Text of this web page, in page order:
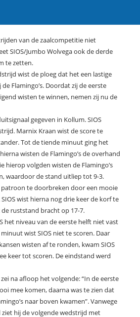
van de zaalcompetitie niet
SIOS/Jumbo Wolvega ook de derde
te zetten.
wist de ploeg dat het een lastige
Flamingo’s. Doordat zij de eerste
wisten te winnen, nemen zij nu de
gegeven in Kollum. SIOS
Marnix Kraan wist de score te
Tot de tiende minuut ging het
wisten de Flamingo’s de overhand
hierop volgden wisten de Flamingo’s
waardoor de stand uitliep tot 9-3.
te doorbreken door een mooie
wist hierna nog drie keer de korf te
ruststand bracht op 17-7.
het niveau van de eerste helft niet vast
wist SIOS niet te scoren. Daar
wisten af te ronden, kwam SIOS
keer tot scoren. De eindstand werd
na afloop het volgende: “In de eerste
mee komen, daarna was te zien dat
naar boven kwamen”. Vanwege
hij de volgende wedstrijd met